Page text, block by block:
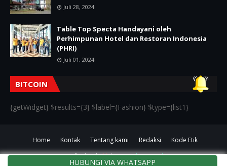
HUBUNGI VIA WHATSAPP
Juli 28, 2024
Table Top Specta Handayani oleh
Perhimpunan Hotel dan Restoran Indonesia
(PHRI)
Juli 01, 2024
BITCOIN
{getWidget} $results={3} $label={Fashion} $type={list1}
Home Kontak Tentang kami Redaksi
Kode Etik
Crafted with
byTemplatesYard